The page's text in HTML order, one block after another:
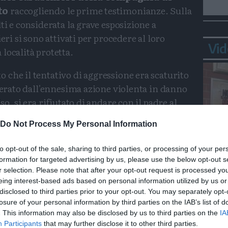
Do Not Process My Personal Information
opt-out of the sale, sharing to third parties, or processing of your
for targeted advertising by us, please use the below opt-out
selection. Please note that after your opt-out request is processed
interest-based ads based on personal information utilized by us
to third parties prior to your opt-out. You may separately
of your personal information by third parties on the IAB’s list of
This information may also be disclosed by us to third parties on the
Participants that may further disclose it to other third parties.
raccogliendo le prime testimonianze. Sulla
considerata la grave esposizione a
si sono attivati per procedere al loro
protetta.
che il tentativo di aggressione era scaturito
dall'ennesima azione violenta in danno
si era rifiutato di andare con il padre al
donna al pronto soccorso.
le maniaggredendo in sequenza sia la
del fatto che i propri familiari
provviste, costringendo la moglie a
e chiedere prestiti per assicurare beni